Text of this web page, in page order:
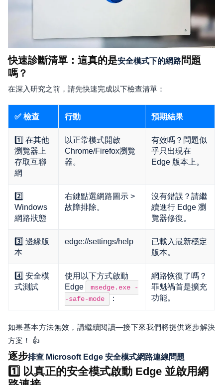
快速診斷清單：這真的是安全模式下的網路問題
嗎？
在深入研究之前，請先快速完成以下檢查清單：
✅ 檢查 行動 預期結果
1️⃣ 在其他
瀏覽器上
存取互聯
網
以正常模式開啟
Chrome/Firefox瀏覽
器。
有效嗎？問題似
乎只出現在
Edge 版本上。
2️⃣
Windows
網路狀態
右鍵點選網路圖示 >
故障排除。
沒有錯誤？請繼
續進行 Edge 瀏
覽器修復。
3️⃣ 邊緣版
本
edge://settings/help
已載入最新穩定
版本。
4️⃣ 安全模
式測試
使用以下方式啟動
Edge
msedge.exe -
-safe-mode
：
網路恢復了嗎？
罪魁禍首是擴充
功能。
如果基本方法無效，請繼續閱讀—接下來我們將提供逐步解決
方案！ 👍
逐步排查 Microsoft Edge 安全模式網路連線問題
1️⃣ 以真正的安全模式啟動 Edge 並啟用網